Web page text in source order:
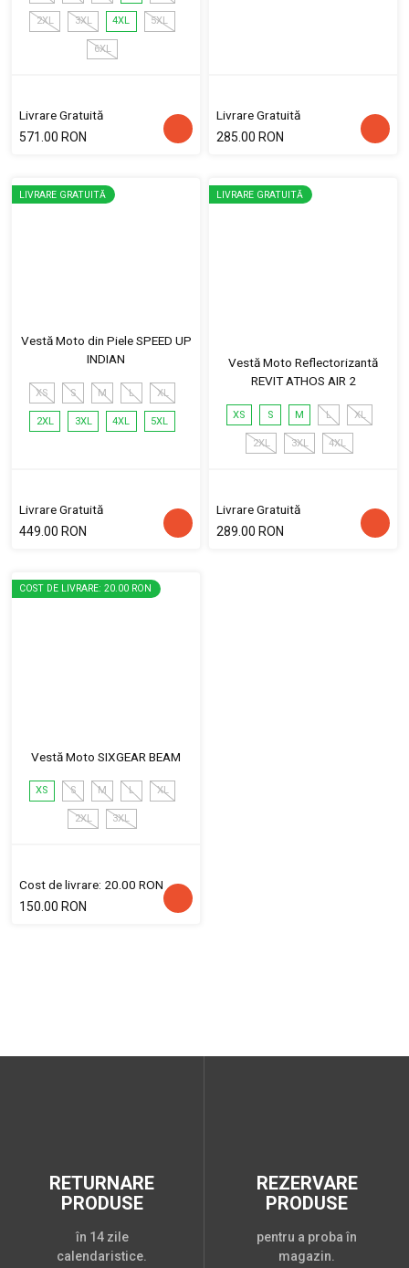
2XL 3XL 4XL 5XL
6XL
Livrare Gratuită
571.00 RON
Livrare Gratuită
285.00 RON
LIVRARE GRATUITĂ
Vestă Moto din Piele SPEED UP
INDIAN
XS S M L XL
2XL 3XL 4XL 5XL
Livrare Gratuită
449.00 RON
LIVRARE GRATUITĂ
Vestă Moto Reflectorizantă
REVIT ATHOS AIR 2
XS S M L XL
2XL 3XL 4XL
Livrare Gratuită
289.00 RON
COST DE LIVRARE: 20.00 RON
Vestă Moto SIXGEAR BEAM
XS S M L XL
2XL 3XL
Cost de livrare: 20.00 RON
150.00 RON
RETURNARE
PRODUSE
în 14 zile
calendaristice.
REZERVARE
PRODUSE
pentru a proba în
magazin.